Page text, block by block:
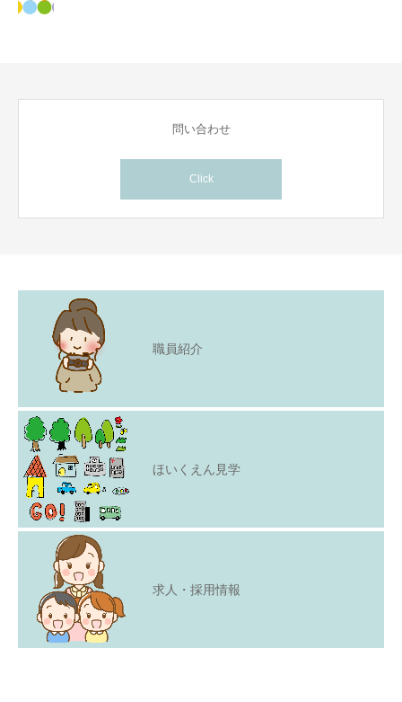
問い合わせ
Click
職員紹介
ほいくえん見学
求人・採用情報